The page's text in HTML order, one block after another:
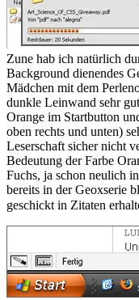
Zune hab ich natürlich
Background dienendes
Mädchen mit dem
dunkle Leinwand sehr
Orange im Startbutton
oben rechts und unten)
Leserschaft sicher nicht
Bedeutung der Farbe
Fuchs, ja schon neulich
bereits in der Geoxserie
geschickt in Zitaten